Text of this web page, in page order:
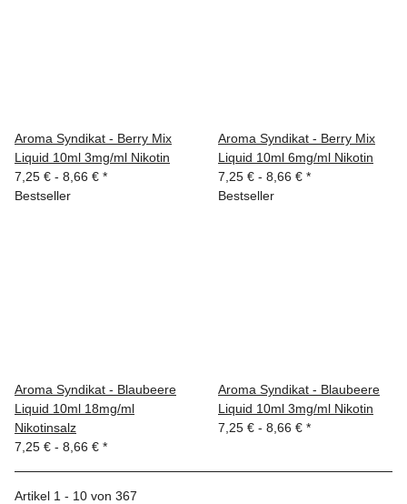
Aroma Syndikat - Berry Mix
Liquid 10ml 3mg/ml Nikotin
7,25 € - 8,66 € *
Aroma Syndikat - Berry Mix
Liquid 10ml 6mg/ml Nikotin
7,25 € - 8,66 € *
Bestseller
Aroma Syndikat - Blaubeere
Liquid 10ml 18mg/ml
Nikotinsalz
7,25 € - 8,66 € *
Bestseller
Aroma Syndikat - Blaubeere
Liquid 10ml 3mg/ml Nikotin
7,25 € - 8,66 € *
Artikel 1 - 10 von 367